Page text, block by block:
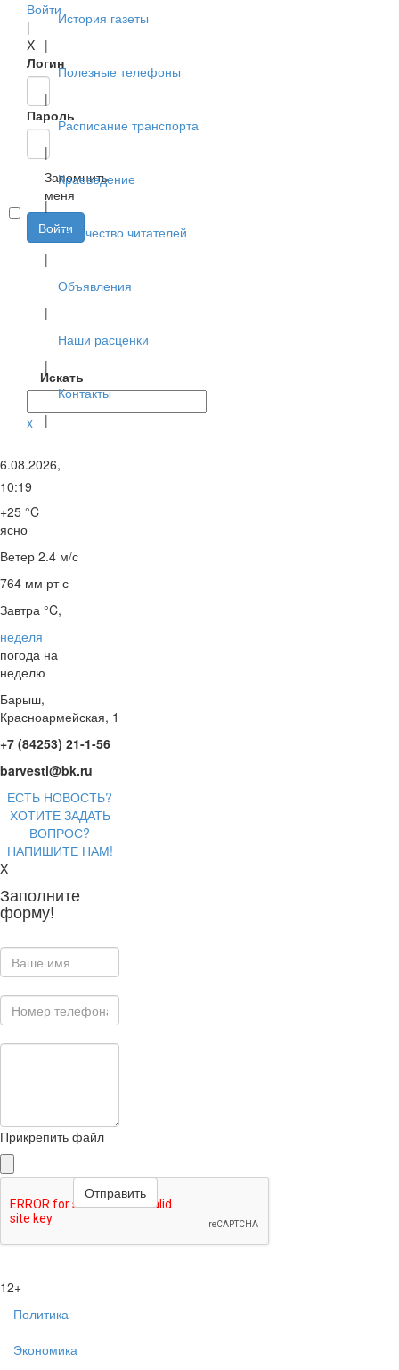
Войти
|
X
Логин
Пароль
Запомнить
меня
Войти
Искать
x
История газеты
|
Полезные телефоны
|
Расписание транспорта
|
Краеведение
|
Творчество читателей
|
Объявления
|
Наши расценки
|
Контакты
|
6.08.2026,
10:19
+25 °C
ясно
Ветер 2.4 м/с
764 мм рт с
Завтра °C,
неделя
погода на
неделю
Барыш,
Красноармейская, 1
+7 (84253) 21-1-56
barvesti@bk.ru
ЕСТЬ НОВОСТЬ?
ХОТИТЕ ЗАДАТЬ
ВОПРОС?
НАПИШИТЕ НАМ!
X
Заполните
форму!
Прикрепить файл
12+
Политика
Экономика